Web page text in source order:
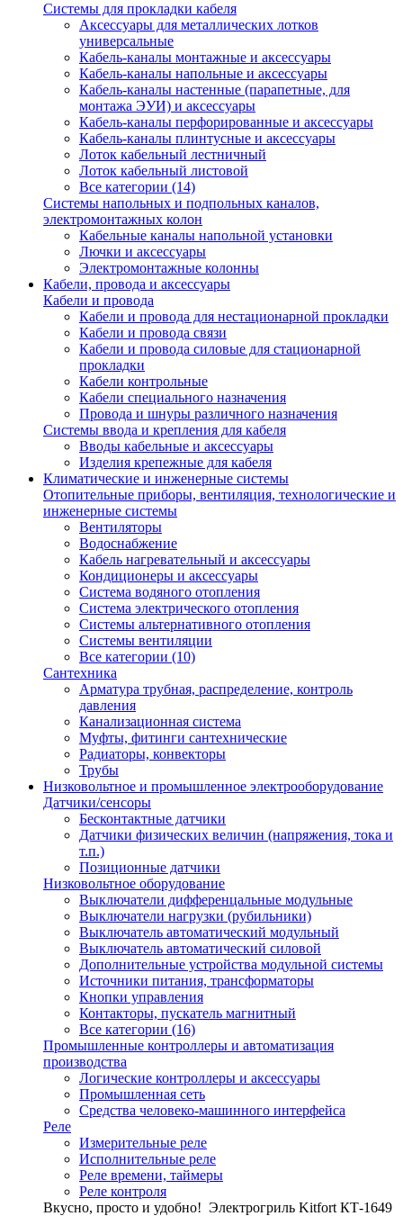
Системы для прокладки кабеля
Аксессуары для металлических лотков
универсальные
Кабель-каналы монтажные и аксессуары
Кабель-каналы напольные и аксессуары
Кабель-каналы настенные (парапетные, для
монтажа ЭУИ) и аксессуары
Кабель-каналы перфорированные и аксессуары
Кабель-каналы плинтусные и аксессуары
Лоток кабельный лестничный
Лоток кабельный листовой
Все категории (14)
Системы напольных и подпольных каналов,
электромонтажных колон
Кабельные каналы напольной установки
Лючки и аксессуары
Электромонтажные колонны
Кабели, провода и аксессуары
Кабели и провода
Кабели и провода для нестационарной прокладки
Кабели и провода связи
Кабели и провода силовые для стационарной
прокладки
Кабели контрольные
Кабели специального назначения
Провода и шнуры различного назначения
Системы ввода и крепления для кабеля
Вводы кабельные и аксессуары
Изделия крепежные для кабеля
Климатические и инженерные системы
Отопительные приборы, вентиляция, технологические и
инженерные системы
Вентиляторы
Водоснабжение
Кабель нагревательный и аксессуары
Кондиционеры и аксессуары
Система водяного отопления
Система электрического отопления
Системы альтернативного отопления
Системы вентиляции
Все категории (10)
Сантехника
Арматура трубная, распределение, контроль
давления
Канализационная система
Муфты, фитинги сантехнические
Радиаторы, конвекторы
Трубы
Низковольтное и промышленное электрооборудование
Датчики/сенсоры
Бесконтактные датчики
Датчики физических величин (напряжения, тока и
т.п.)
Позиционные датчики
Низковольтное оборудование
Выключатели дифференцальные модульные
Выключатели нагрузки (рубильники)
Выключатель автоматический модульный
Выключатель автоматический силовой
Дополнительные устройства модульной системы
Источники питания, трансформаторы
Кнопки управления
Контакторы, пускатель магнитный
Все категории (16)
Промышленные контроллеры и автоматизация
производства
Логические контроллеры и аксессуары
Промышленная сеть
Средства человеко-машинного интерфейса
Реле
Измерительные реле
Исполнительные реле
Реле времени, таймеры
Реле контроля
Вкусно, просто и удобно! Электрогриль Kitfort КТ-1649